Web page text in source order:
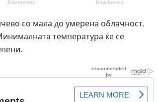
со мала до умерена облачност.
температура ќе се